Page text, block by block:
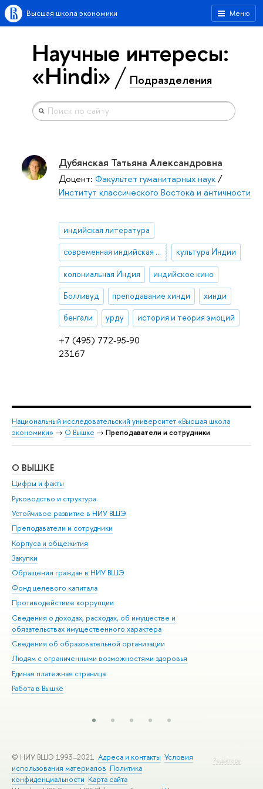
Меню
Высшая школа экономики
Научные интересы:
«Hindi» Подразделения
+7 (495) 772-95-90
23167
Дубянская Татьяна Александровна
Доцент: Факультет гуманитарных наук/
Институт классического Востока и античности
индийская литература
современная индийская литература культура Индии
колониальная Индия индийское кино
Болливуд преподавание хинди хинди
бенгали урду история и теория эмоций
Национальный исследовательский университет «Высшая школа
экономики» → О Вышке → Преподаватели и сотрудники
О ВЫШКЕ
Цифры и факты
Руководство и структура
Устойчивое развитие в НИУ ВШЭ
Преподаватели и сотрудники
Корпуса и общежития
Закупки
Обращения граждан в НИУ ВШЭ
Фонд целевого капитала
Противодействие коррупции
Сведения о доходах, расходах, об имуществе и
обязательствах имущественного характера
Сведения об образовательной организации
Людям с ограниченными возможностями здоровья
Единая платежная страница
Работа в Вышке
Редактору
© НИУ ВШЭ 1993–2021 Адреса и контакты Условия
использования материалов Политика
конфиденциальности Карта сайта